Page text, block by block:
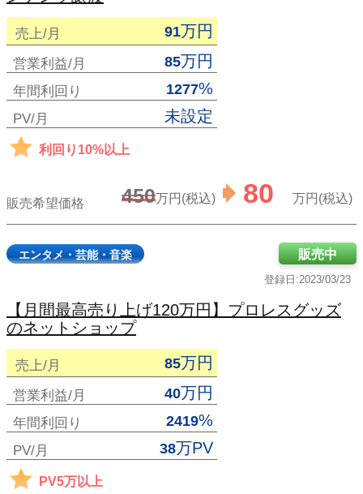
売上/月 91万円
営業利益/月 85万円
年間利回り 1277%
PV/月 未設定
利回り10%以上
販売希望価格 450万円(税込) 80 万円(税込)
エンタメ・芸能・音楽
登録日:2023/03/23
販売中
【月間最高売り上げ120万円】プロレスグッズ
のネットショップ
売上/月 85万円
営業利益/月 40万円
年間利回り 2419%
PV/月 38万PV
PV5万以上